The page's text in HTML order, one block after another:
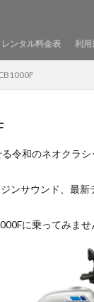
レンタル料金表 利用
令和のネオクラ
ンサウンド、最新
に乗ってみませ